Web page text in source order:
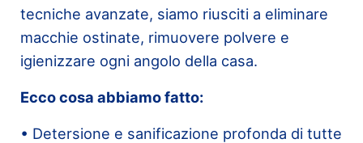
tecniche avanzate, siamo riusciti a eliminare
macchie ostinate, rimuovere polvere e
igienizzare ogni angolo della casa.
Ecco cosa abbiamo fatto:
• Detersione e sanificazione profonda di tutte